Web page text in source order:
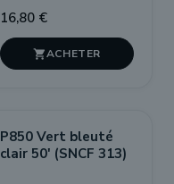
16,80 €

P850 Vert bleuté
clair 50' (SNCF 313)